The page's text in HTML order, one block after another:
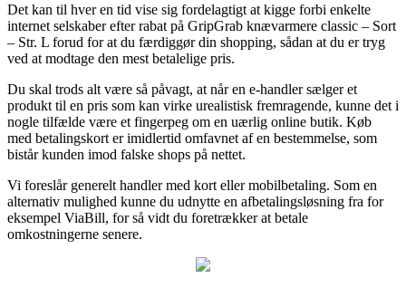
Det kan til hver en tid vise sig fordelagtigt at kigge forbi enkelte
internet selskaber efter rabat på GripGrab knævarmere classic – Sort
– Str. L forud for at du færdiggør din shopping, sådan at du er tryg
ved at modtage den mest betalelige pris.
Du skal trods alt være så påvagt, at når en e-handler sælger et
produkt til en pris som kan virke urealistisk fremragende, kunne det i
nogle tilfælde være et fingerpeg om en uærlig online butik. Køb
med betalingskort er imidlertid omfavnet af en bestemmelse, som
bistår kunden imod falske shops på nettet.
Vi foreslår generelt handler med kort eller mobilbetaling. Som en
alternativ mulighed kunne du udnytte en afbetalingsløsning fra for
eksempel ViaBill, for så vidt du foretrækker at betale
omkostningerne senere.